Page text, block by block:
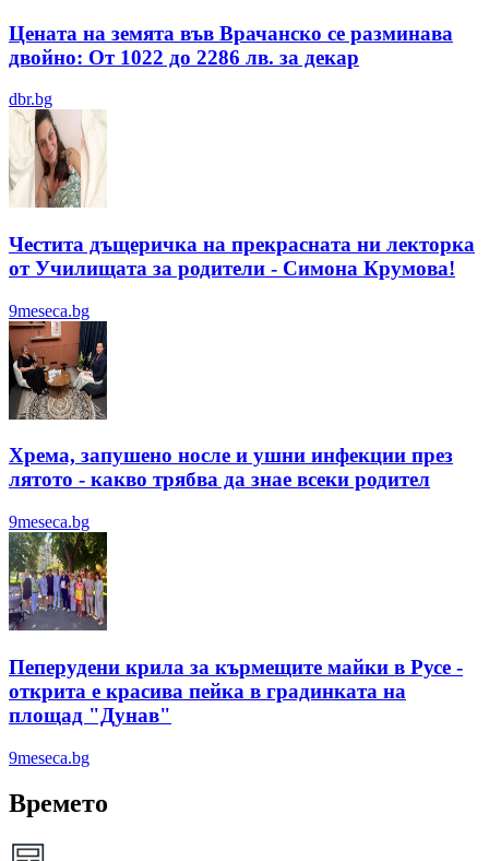
Цената на земята във Врачанско се разминава
двойно: От 1022 до 2286 лв. за декар
dbr.bg
Честита дъщеричка на прекрасната ни лекторка
от Училищата за родители - Симона Крумова!
9meseca.bg
Хрема, запушено носле и ушни инфекции през
лятотo - какво трябва да знае всеки родител
9meseca.bg
Пеперудени крила за кърмещите майки в Русе -
открита е красива пейка в градинката на
площад "Дунав"
9meseca.bg
Времето